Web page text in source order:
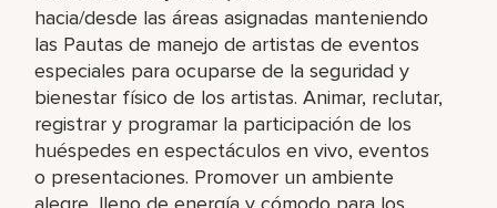
hacia/desde las áreas asignadas manteniendo
las Pautas de manejo de artistas de eventos
especiales para ocuparse de la seguridad y
bienestar físico de los artistas. Animar, reclutar,
registrar y programar la participación de los
huéspedes en espectáculos en vivo, eventos
o presentaciones. Promover un ambiente
alegre, lleno de energía y cómodo para los